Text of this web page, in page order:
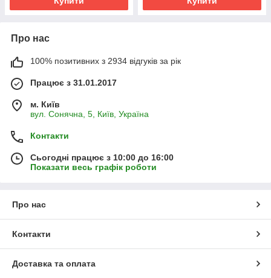
Про нас
100% позитивних з 2934 відгуків за рік
Працює з 31.01.2017
м. Київ
вул. Сонячна, 5, Київ, Україна
Контакти
Сьогодні працює з 10:00 до 16:00
Показати весь графік роботи
Про нас
Контакти
Доставка та оплата